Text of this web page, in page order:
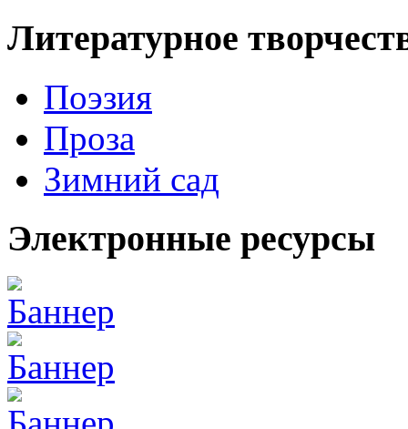
Литературное
Поэзия
Проза
Зимний сад
Электронные ресурсы